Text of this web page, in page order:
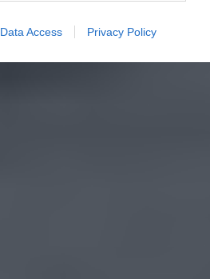
Data Access Privacy Policy